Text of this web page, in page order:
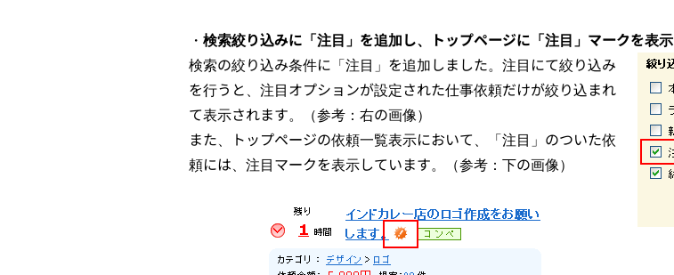
・ 検索絞り込みに「注目」を追加し、トップページに「注目」マークを表示
検索の絞り込み条件に「注目」を追加しました。注目にて絞り込み
を行うと、注目オプションが設定された仕事依頼だけが絞り込まれ
て表示されます。（参考：右の画像）
また、トップページの依頼一覧表示において、「注目」のついた依
頼には、注目マークを表示しています。（参考：下の画像）